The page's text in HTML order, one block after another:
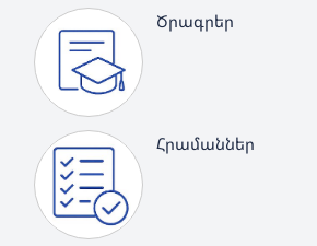
Ծրագրեր
Հրամաններ